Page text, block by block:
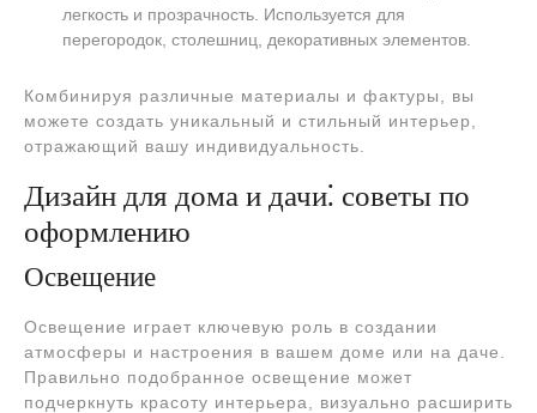
легкость и прозрачность. Используется для
перегородок, столешниц, декоративных элементов.
Комбинируя различные материалы и фактуры, вы
можете создать уникальный и стильный интерьер,
отражающий вашу индивидуальность.
Дизайн для дома и дачи⁚ советы по
оформлению
Освещение
Освещение играет ключевую роль в создании
атмосферы и настроения в вашем доме или на даче.
Правильно подобранное освещение может
подчеркнуть красоту интерьера, визуально расширить